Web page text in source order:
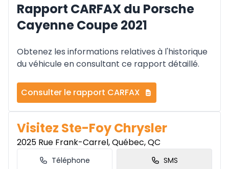
Rapport CARFAX du Porsche
Cayenne Coupe 2021
Obtenez les informations relatives à l'historique
du véhicule en consultant ce rapport détaillé.
Consulter le rapport CARFAX
Visitez Ste-Foy Chrysler
2025 Rue Frank-Carrel, Québec, QC
Téléphone SMS